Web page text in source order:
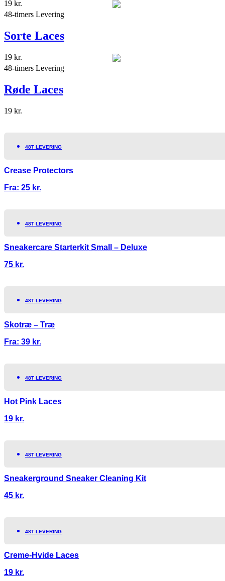
19 kr.
48-timers Levering
Sorte Laces
19 kr.
48-timers Levering
Røde Laces
19 kr.
48T LEVERING
Crease Protectors
Fra: 25 kr.
48T LEVERING
Sneakercare Starterkit Small – Deluxe
75 kr.
48T LEVERING
Skotræ – Træ
Fra: 39 kr.
48T LEVERING
Hot Pink Laces
19 kr.
48T LEVERING
Sneakerground Sneaker Cleaning Kit
45 kr.
48T LEVERING
Creme-Hvide Laces
19 kr.